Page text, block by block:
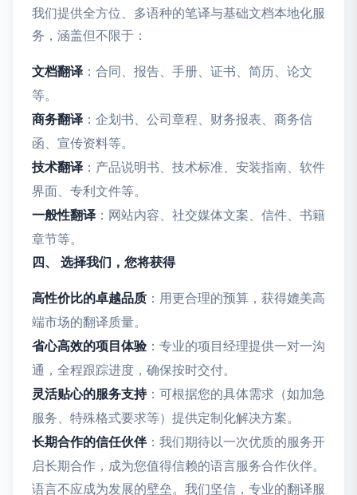
我们提供全方位、多语种的笔译与基础文档本地化服
务，涵盖但不限于：
文档翻译 ：合同、报告、手册、证书、简历、论文
等。
商务翻译 ：企划书、公司章程、财务报表、商务信
函、宣传资料等。
技术翻译 ：产品说明书、技术标准、安装指南、软件
界面、专利文件等。
一般性翻译 ：网站内容、社交媒体文案、信件、书籍
章节等。
四、 选择我们，您将获得
高性价比的卓越品质 ：用更合理的预算，获得媲美高
端市场的翻译质量。
省心高效的项目体验：专业的项目经理提供一对一沟
通，全程跟踪进度，确保按时交付。
灵活贴心的服务支持：可根据您的具体需求（如加急
服务、特殊格式要求等）提供定制化解决方案。
长期合作的信任伙伴：我们期待以一次优质的服务开
启长期合作，成为您值得信赖的语言服务合作伙伴。
语言不应成为发展的壁垒。我们坚信，专业的翻译服